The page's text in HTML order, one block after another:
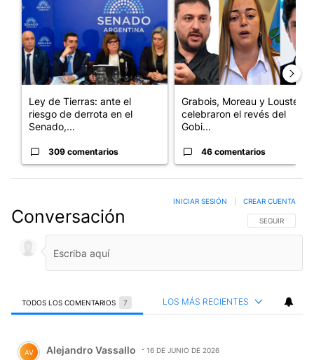
Ley de Tierras: ante el
riesgo de derrota en el
Senado,...
309 comentarios
Grabois, Moreau y Lousteau
celebraron el revés del
Gobi...
46 comentarios
Conversación SIGA ESTA
SEGUIR
INICIAR SESIÓN CREAR CUENTA
TODOS LOS COMENTARIOS 7 LOS MÁS RECIENTES
Comentario de Alejandro Vassallo.
AV Alejandro Vassallo 16 DE JUNIO DE 2026